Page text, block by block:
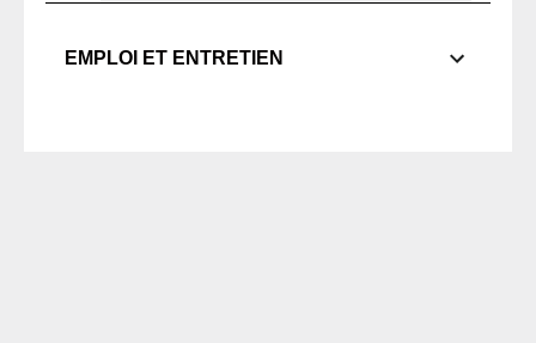
EMPLOI ET ENTRETIEN